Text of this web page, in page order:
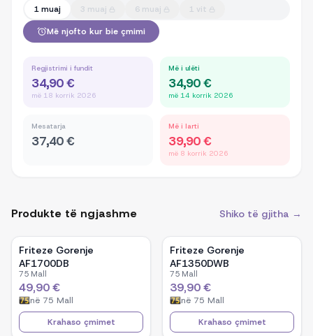
1 muaj 3 muaj 6 muaj 1 vit
Më njofto kur bie çmimi
Regjistrimi i fundit
34,90 €
më 18 korrik 2026
Më i ulëti
34,90 €
më 14 korrik 2026
Mesatarja
37,40 €
Më i larti
39,90 €
më 8 korrik 2026
Produkte të ngjashme Shiko të gjitha →
Friteze Gorenje
AF1700DB
75 Mall
49,90 €
në 75 Mall
Krahaso çmimet
Friteze Gorenje
AF1350DWB
75 Mall
39,90 €
në 75 Mall
Krahaso çmimet